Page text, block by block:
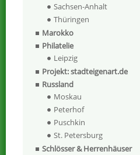
Sachsen-Anhalt
Thüringen
Marokko
Philatelie
Leipzig
Projekt: stadteigenart.de
Russland
Moskau
Peterhof
Puschkin
St. Petersburg
Schlösser & Herrenhäuser